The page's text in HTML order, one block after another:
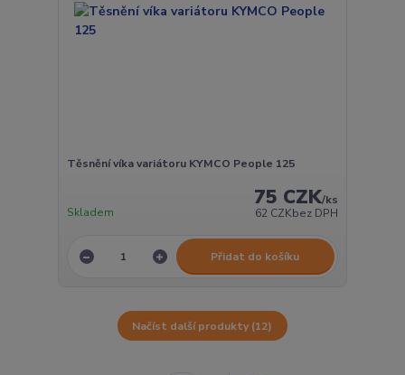
Těsnění víka variátoru KYMCO People 125
75 CZK/ks
62 CZKbez DPH
Skladem
Přidat do košíku
Načíst další produkty (12)